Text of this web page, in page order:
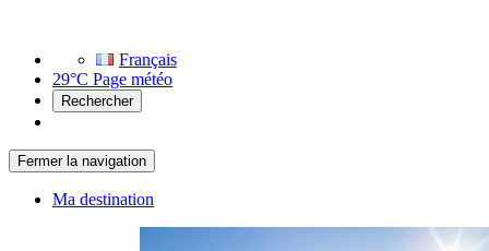
Français
29°C Page météo
Rechercher
Fermer la navigation
Ma destination